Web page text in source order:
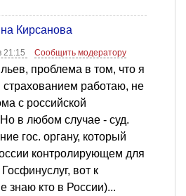
Кирсанова
21:15
Сообщить модератору
проблема в том, что я
страхованием работаю, не
с российской
Но в любом случае - суд.
гос. органу, который
контролирующем для
вот к
знаю кто в России)...